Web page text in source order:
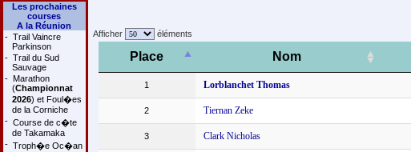
Les prochaines
courses
A la Réunion
- Trail Vaincre
Parkinson
- Trail du Sud
Sauvage
- Marathon
(Championnat
2026) et Foul�es
de la Corniche
- Course de c�te
de Takamaka
- Troph�e Oc�an
Afficher éléments
Place Nom
1 Lorblanchet Thomas
2 Tiernan Zeke
3 Clark Nicholas